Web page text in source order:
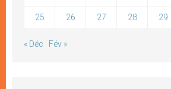
25 26 27 28 29
« Déc Fév »